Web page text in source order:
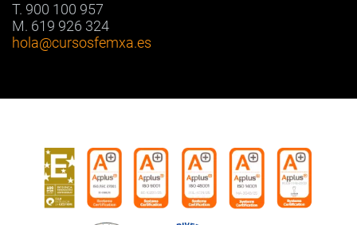
T. 900 100 957
M. 619 926 324
hola@cursosfemxa.es